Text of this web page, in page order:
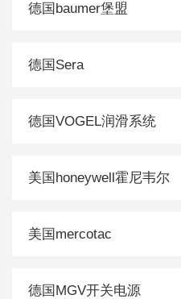
德国baumer堡盟
德国Sera
德国VOGEL润滑系统
美国honeywell霍尼韦尔
美国mercotac
德国MGV开关电源